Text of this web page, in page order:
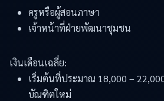
ครูหรือผู้สอนภาษา
เจ้าหน้าที่ฝ่ายพัฒนาชุมชน
เงินเดือนเฉลี่ย:
เริ่มต้นที่ประมาณ 18,000 –
บัณฑิตใหม่